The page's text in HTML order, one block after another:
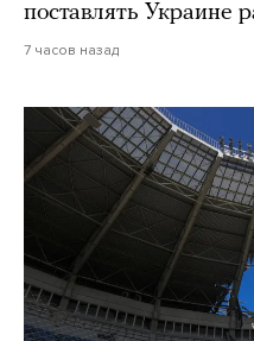
поставлять Украине
7 часов назад